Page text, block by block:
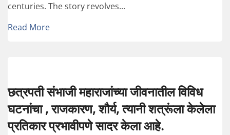
centuries. The story revolves...
Read More
छत्रपती संभाजी महाराजांच्या जीवनातील विविध
घटनांचा , राजकारण, शौर्य, त्यानी शत्रूंला केलेला
प्रतिकार प्रभावीपणे सादर केला आहे.